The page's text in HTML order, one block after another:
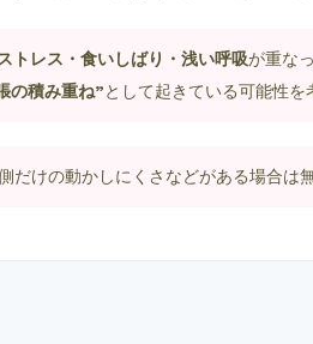
トレス・食いしばり・浅い呼吸が重な
の積み重ね”として起きている可能性を
けの動かしにくさなどがある場合は